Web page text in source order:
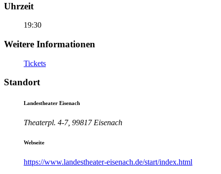
Uhrzeit
19:30
Weitere Informationen
Tickets
Standort
Landestheater Eisenach
Theaterpl. 4-7, 99817 Eisenach
Webseite
https://www.landestheater-eisenach.de/start/index.html